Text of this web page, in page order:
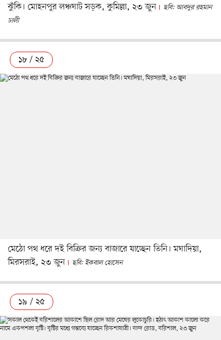
ঝুঁকি। মোহনপুর লঞ্চঘাট সড়ক, কুমিল্লা, ২৩ জুন
ছবি: আবদুর রহমান
ঢালী
১৮ / ২৫
মেঠো পথ ধরে দই বিক্রির জন্য বাজারে যাচ্ছেন তিনি। মঘাদিয়া,
মিরসরাই, ২৩ জুন
ছবি: ইকবাল হোসেন
১৯ / ২৫